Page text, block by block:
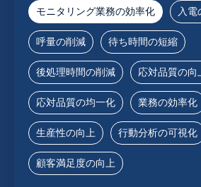
モニタリング業務の効率化 入電
呼量の削減 待ち時間の短縮
後処理時間の削減 応対品質の向
応対品質の均一化 業務の効率化
生産性の向上 行動分析の可視化
顧客満足度の向上